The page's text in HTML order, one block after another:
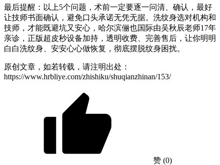
最后提醒：以上5个问题，术前一定要逐一问清、确认，最好
让技师书面确认，避免口头承诺无凭无据。洗纹身选对机构和
技师，才能既避坑又安心，哈尔滨俪也国际由吴秋辰老师17年
亲诊，正版超皮秒设备加持，透明收费、完善售后，让你明明
白白洗纹身、安安心心做恢复，彻底摆脱纹身困扰。
原创文章，如若转载，请注明出处：
https://www.hrbliye.com/zhishiku/shuqianzhinan/153/
赞 (0)